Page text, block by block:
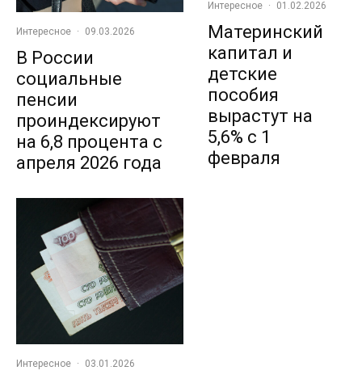
Интересное · 09.03.2026
В России
социальные
пенсии
проиндексируют
на 6,8 процента с
апреля 2026 года
Интересное · 03.01.2026
Интересное · 01.02.2026
Материнский
капитал и
детские
пособия
вырастут на
5,6% с 1
февраля